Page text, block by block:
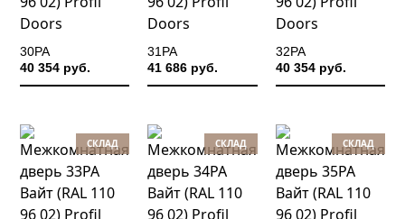
30PA
40 354 руб.
31PA
41 686 руб.
32PA
40 354 руб.
СКЛАД СКЛАД СКЛАД